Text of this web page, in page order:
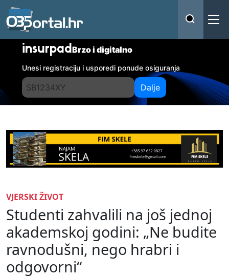
insurpadBrzo i digitalno
Unesi registraciju i usporedi ponude osiguranja
Dalje
VJERSKI ŽIVOT
Studenti zahvalili na još jednoj
akademskoj godini: „Ne budite
ravnodušni, nego hrabri i
odgovorni“